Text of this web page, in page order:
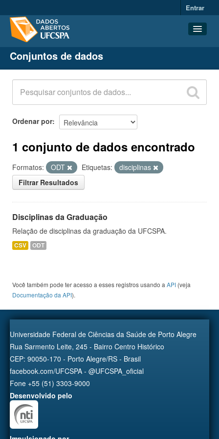
Entrar
Conjuntos de dados
Organizações
Grupos
Sobre
Conjuntos de dados
Ordenar por
1 conjunto de dados encontrado
Formatos: ODT Etiquetas:
disciplinas
Filtrar Resultados
Disciplinas da Graduação
Relação de disciplinas da graduação da UFCSPA.
CSV ODT
Você também pode ter acesso a esses registros usando a API (veja
Documentação da API).
Universidade Federal de Ciências da Saúde de Porto Alegre
Rua Sarmento Leite, 245 - Bairro Centro Histórico
CEP: 90050-170 - Porto Alegre/RS - Brasil
facebook.com/UFCSPA - @UFCSPA_oficial
Fone +55 (51) 3303-9000
Desenvolvido pelo